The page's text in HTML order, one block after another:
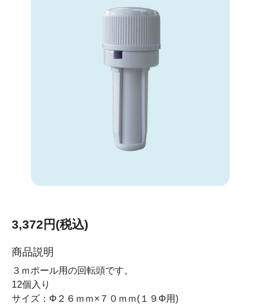
3,372円(税込)
商品説明
３ｍポール用の回転頭です。
12個入り
サイズ：Φ２６ｍｍ×７０ｍｍ(１９Φ用)